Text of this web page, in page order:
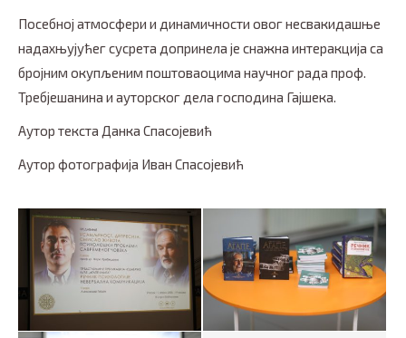
Посебној атмосфери и динамичности овог несвакидашње
надахњујућег сусрета допринела је снажна интеракција са
бројним окупљеним поштоваоцима научног рада проф.
Требјешанина и ауторског дела господина Гајшека.
Аутор текста Данка Спасојевић
Аутор фотографија Иван Спасојевић